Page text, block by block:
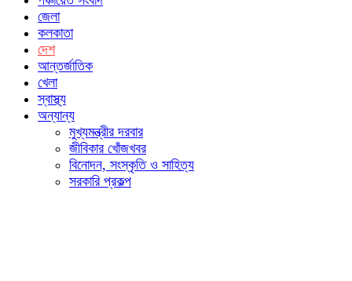
জেলা
কলকাতা
দেশ
আন্তর্জাতিক
খেলা
স্বাস্থ্য
অন্যান্য
মুখ্যমন্ত্রীর দরবার
জীবিকার খোঁজখবর
বিনোদন, সংস্কৃতি ও সাহিত্য
সরকারি প্রকল্প